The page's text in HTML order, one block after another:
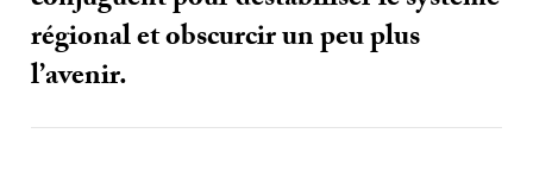
régional et obscurcir un peu plus
l’avenir.